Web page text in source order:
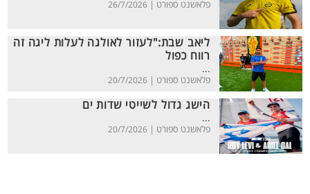
פלאשנט ספורט | 26/7/2026
ליאב שבת:"לעזור לאולגה לעלות ליגה זה
רווח כפול
...
פלאשנט ספורט | 20/7/2026
הישג גדול לשייטי שדות ים
...
פלאשנט ספורט | 20/7/2026